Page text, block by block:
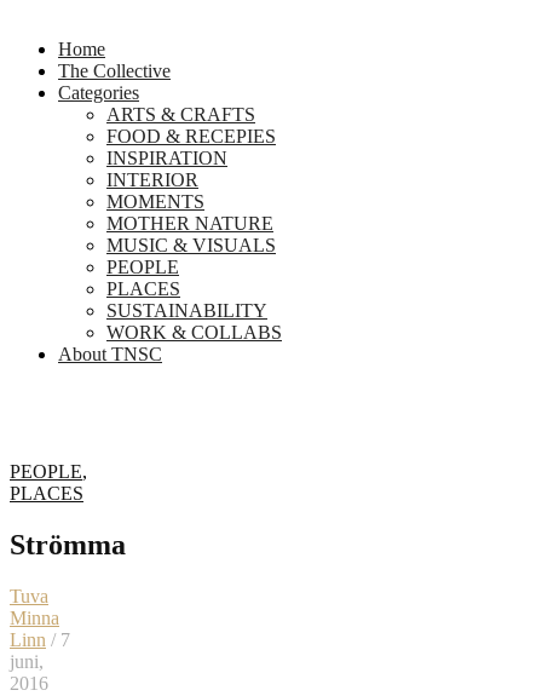
Home
The Collective
Categories
ARTS & CRAFTS
FOOD & RECEPIES
INSPIRATION
INTERIOR
MOMENTS
MOTHER NATURE
MUSIC & VISUALS
PEOPLE
PLACES
SUSTAINABILITY
WORK & COLLABS
About TNSC
PEOPLE,
PLACES
Strömma
Tuva
Minna
Linn / 7
juni,
2016